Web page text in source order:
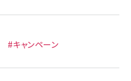
#キャンペーン